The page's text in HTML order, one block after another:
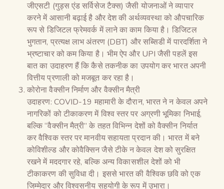
जीएसटी (गुड्स एंड सर्विसेज टैक्स) जैसी योजनाओं ने व्यापार
करने में आसानी बढ़ाई है और देश की अर्थव्यवस्था को औपचारिक
रूप से डिजिटल फ्रेमवर्क में लाने का काम किया है। डिजिटल
भुगतान, प्रत्यक्ष लाभ अंतरण (DBT) और सब्सिडी में पारदर्शिता ने
भ्रष्टाचार को कम किया है। भीम ऐप और UPI जैसी पहलें इस
बात का उदाहरण हैं कि कैसे तकनीक का उपयोग कर भारत अपनी
वित्तीय प्रणाली को मजबूत कर रहा है।
कोरोना वैक्सीन निर्माण और वैक्सीन मैत्री
उदाहरण: COVID-19 महामारी के दौरान, भारत ने न केवल अपने
नागरिकों को टीकाकरण में विश्व स्तर पर अग्रणी भूमिका निभाई,
बल्कि “वैक्सीन मैत्री” के तहत विभिन्न देशों को वैक्सीन निर्यात
कर वैश्विक स्तर पर मानवीय सहायता प्रदान की। भारत में बने
कोविशील्ड और कोवैक्सिन जैसे टीके न केवल देश को सुरक्षित
रखने में मददगार रहे, बल्कि अन्य विकासशील देशों को भी
टीकाकरण की सुविधा दी। इससे भारत की वैश्विक छवि को एक
जिम्मेदार और विश्वसनीय सहयोगी के रूप में उभारा।